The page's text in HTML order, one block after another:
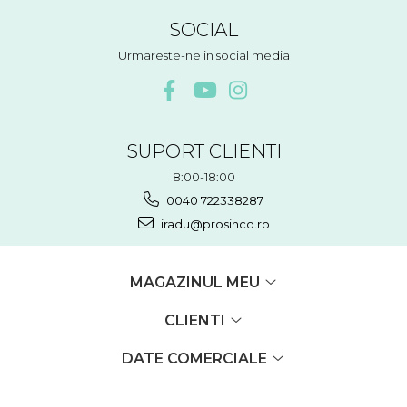
SOCIAL
Urmareste-ne in social media
SUPORT CLIENTI
8:00-18:00
0040 722338287
iradu@prosinco.ro
MAGAZINUL MEU
CLIENTI
DATE COMERCIALE